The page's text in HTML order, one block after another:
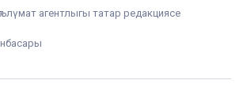
агентлыгы татар редакциясе